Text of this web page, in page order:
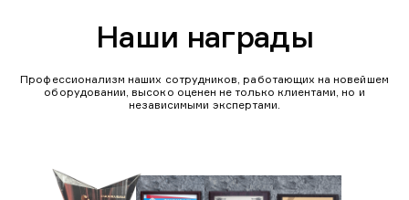
Наши награды
Профессионализм наших сотрудников, работающих на новейшем
оборудовании, высоко оценен не только клиентами, но и
независимыми экспертами.